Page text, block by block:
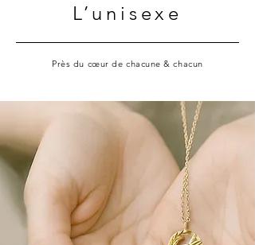
L’unisexe
Près du cœur de chacune & chacun